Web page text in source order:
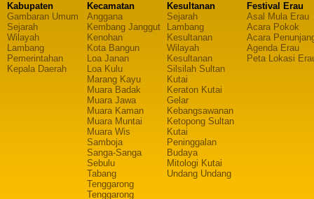
Kabupaten
Gambaran Umum
Sejarah
Wilayah
Lambang
Pemerintahan
Kepala Daerah
Kecamatan
Anggana
Kembang Janggut
Kenohan
Kota Bangun
Loa Janan
Loa Kulu
Marang Kayu
Muara Badak
Muara Jawa
Muara Kaman
Muara Muntai
Muara Wis
Samboja
Sanga-Sanga
Sebulu
Tabang
Tenggarong
Tenggarong
Kesultanan
Sejarah
Lambang
Kesultanan
Wilayah
Kesultanan
Silsilah Sultan
Kutai
Keraton Kutai
Gelar
Kebangsawanan
Ketopong Sultan
Kutai
Peninggalan
Budaya
Mitologi Kutai
Undang Undang
Festival Erau
Asal Mula Erau
Acara Pokok
Acara
Agenda Erau
Peta Lokasi